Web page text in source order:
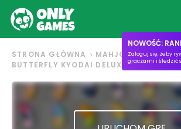
NOWOŚĆ:
Zaloguj się, żeby
graczami i śledzić
STRONA GŁÓWNA
MAHJONG
BUTTERFLY KYODAI DELUXE